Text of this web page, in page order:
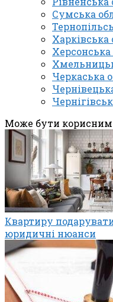
Сумська
Харківська
Херсонська
Черкаська
Може бути корисним
Квартиру
юридичні нюанси